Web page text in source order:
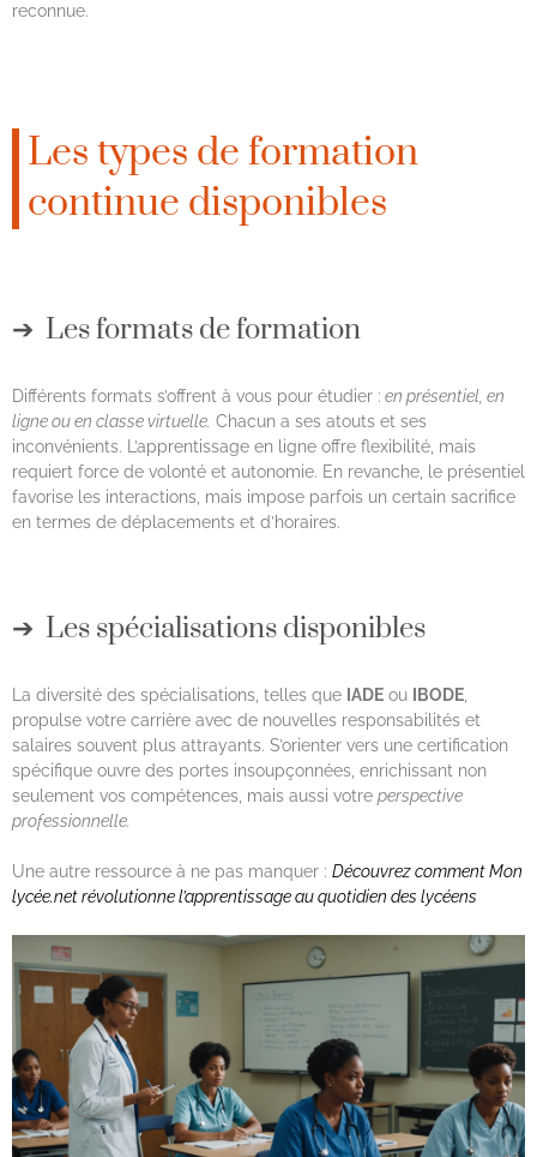
reconnue.
Les types de formation
continue disponibles
Les formats de formation
Différents formats s’offrent à vous pour étudier : en présentiel, en
ligne ou en classe virtuelle. Chacun a ses atouts et ses
inconvénients. L’apprentissage en ligne offre flexibilité, mais
requiert force de volonté et autonomie. En revanche, le présentiel
favorise les interactions, mais impose parfois un certain sacrifice
en termes de déplacements et d’horaires.
Les spécialisations disponibles
La diversité des spécialisations, telles que IADE ou IBODE
propulse votre carrière avec de nouvelles responsabilités et
salaires souvent plus attrayants. S’orienter vers une certification
spécifique ouvre des portes insoupçonnées, enrichissant non
seulement vos compétences, mais aussi votre perspective
professionnelle.
Une autre ressource à ne pas manquer : Découvrez comment Mon
lycée.net révolutionne l’apprentissage au quotidien des lycéens